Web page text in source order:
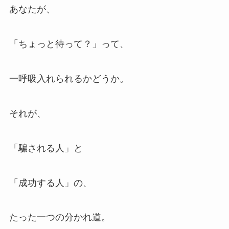
あなたが、
「ちょっと待って？」って、
一呼吸入れられるかどうか。
それが、
「騙される人」と
「成功する人」の、
たった一つの分かれ道。